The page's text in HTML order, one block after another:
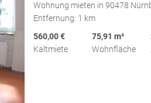
Wohnung mieten in 90478
Entfernung: 1 km
560,00 €
Kaltmiete
75,91 m²
Wohnfläche